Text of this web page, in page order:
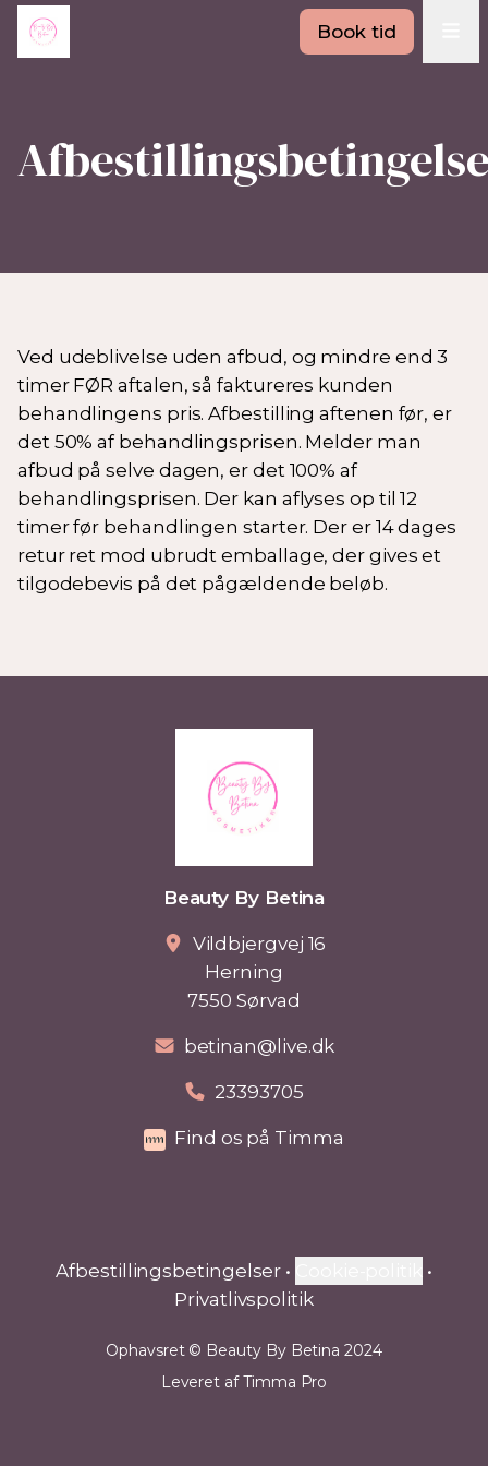
Book tid
Ved udeblivelse uden afbud, og mindre end 3
timer FØR aftalen, så faktureres kunden
behandlingens pris. Afbestilling aftenen før, er
det 50% af behandlingsprisen. Melder man
afbud på selve dagen, er det 100% af
behandlingsprisen. Der kan aflyses op til 12
timer før behandlingen starter. Der er 14 dages
retur ret mod ubrudt emballage, der gives et
tilgodebevis på det pågældende beløb.
Beauty By Betina
Vildbjergvej 16
Herning
7550 Sørvad
betinan@live.dk
23393705
Find os på Timma
Afbestillingsbetingelser •
•
Privatlivspolitik
Ophavsret© Beauty By Betina 2024
Leveret afTimma Pro